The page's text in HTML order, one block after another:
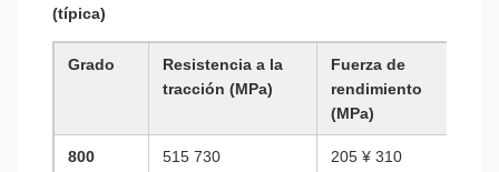
(típica)
Grado
Resistencia a la
tracción (MPa)
Fuerza de
rendimiento
(MPa)
800 515 730 205 ¥ 310